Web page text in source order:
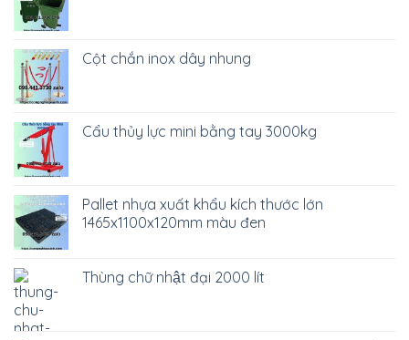
Cột chắn inox dây nhung
Cẩu thủy lực mini bằng tay 3000kg
Pallet nhựa xuất khẩu kích thước lớn
1465x1100x120mm màu đen
Thùng chữ nhật đại 2000 lít